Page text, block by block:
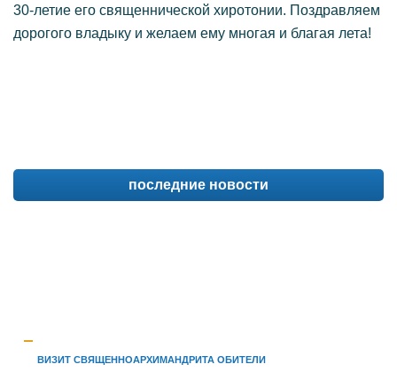
30-летие его священнической хиротонии. Поздравляем
дорогого владыку и желаем ему многая и благая лета!
последние новости
ВИЗИТ СВЯЩЕННОАРХИМАНДРИТА ОБИТЕЛИ